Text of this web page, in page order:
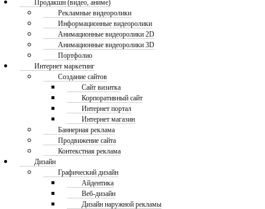
Продакшн (видео, аниме)
Рекламные видеоролики
Информационные видеоролики
Анимационные видеоролики 2D
Анимационные видеоролики 3D
Портфолио
Интернет маркетинг
Создание сайтов
Сайт визитка
Корпоративный сайт
Интернет портал
Интернет магазин
Баннерная реклама
Продвижение сайта
Контекстная реклама
Дизайн
Графический дизайн
Айдентика
Веб-дизайн
Дизайн наружной рекламы